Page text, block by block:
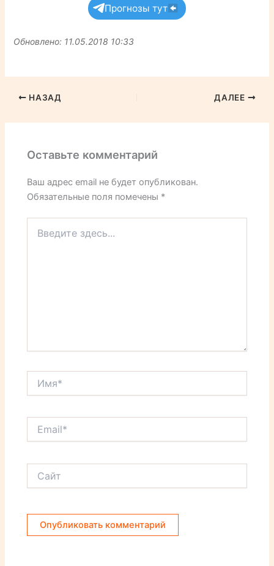
Прогнозы тут
Обновлено: 11.05.2018 10:33
НАЗАД ДАЛЕЕ
Оставьте комментарий
Ваш адрес email не будет опубликован.
Обязательные поля помечены *
здесь...